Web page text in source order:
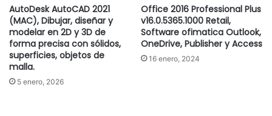
AutoDesk AutoCAD 2021
(MAC), Dibujar, diseñar y
modelar en 2D y 3D de
forma precisa con sólidos,
superficies, objetos de
malla.
5 enero, 2026
Office 2016 Professional Plus
v16.0.5365.1000 Retail,
Software ofimatica Outlook,
OneDrive, Publisher y Access
16 enero, 2024